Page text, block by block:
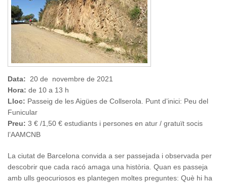
Data:
20 de novembre de 2021
Hora: de 10 a 13 h
Lloc: Passeig de les Aigües de Collserola. Punt d’inici: Peu del
Funicular
Preu: 3 € /1,50 € estudiants i persones en atur / gratuït socis
l’AAMCNB
La ciutat de Barcelona convida a ser passejada i observada per
descobrir que cada racó amaga una història. Quan es passeja
amb ulls geocuriosos es plantegen moltes preguntes: Què hi ha